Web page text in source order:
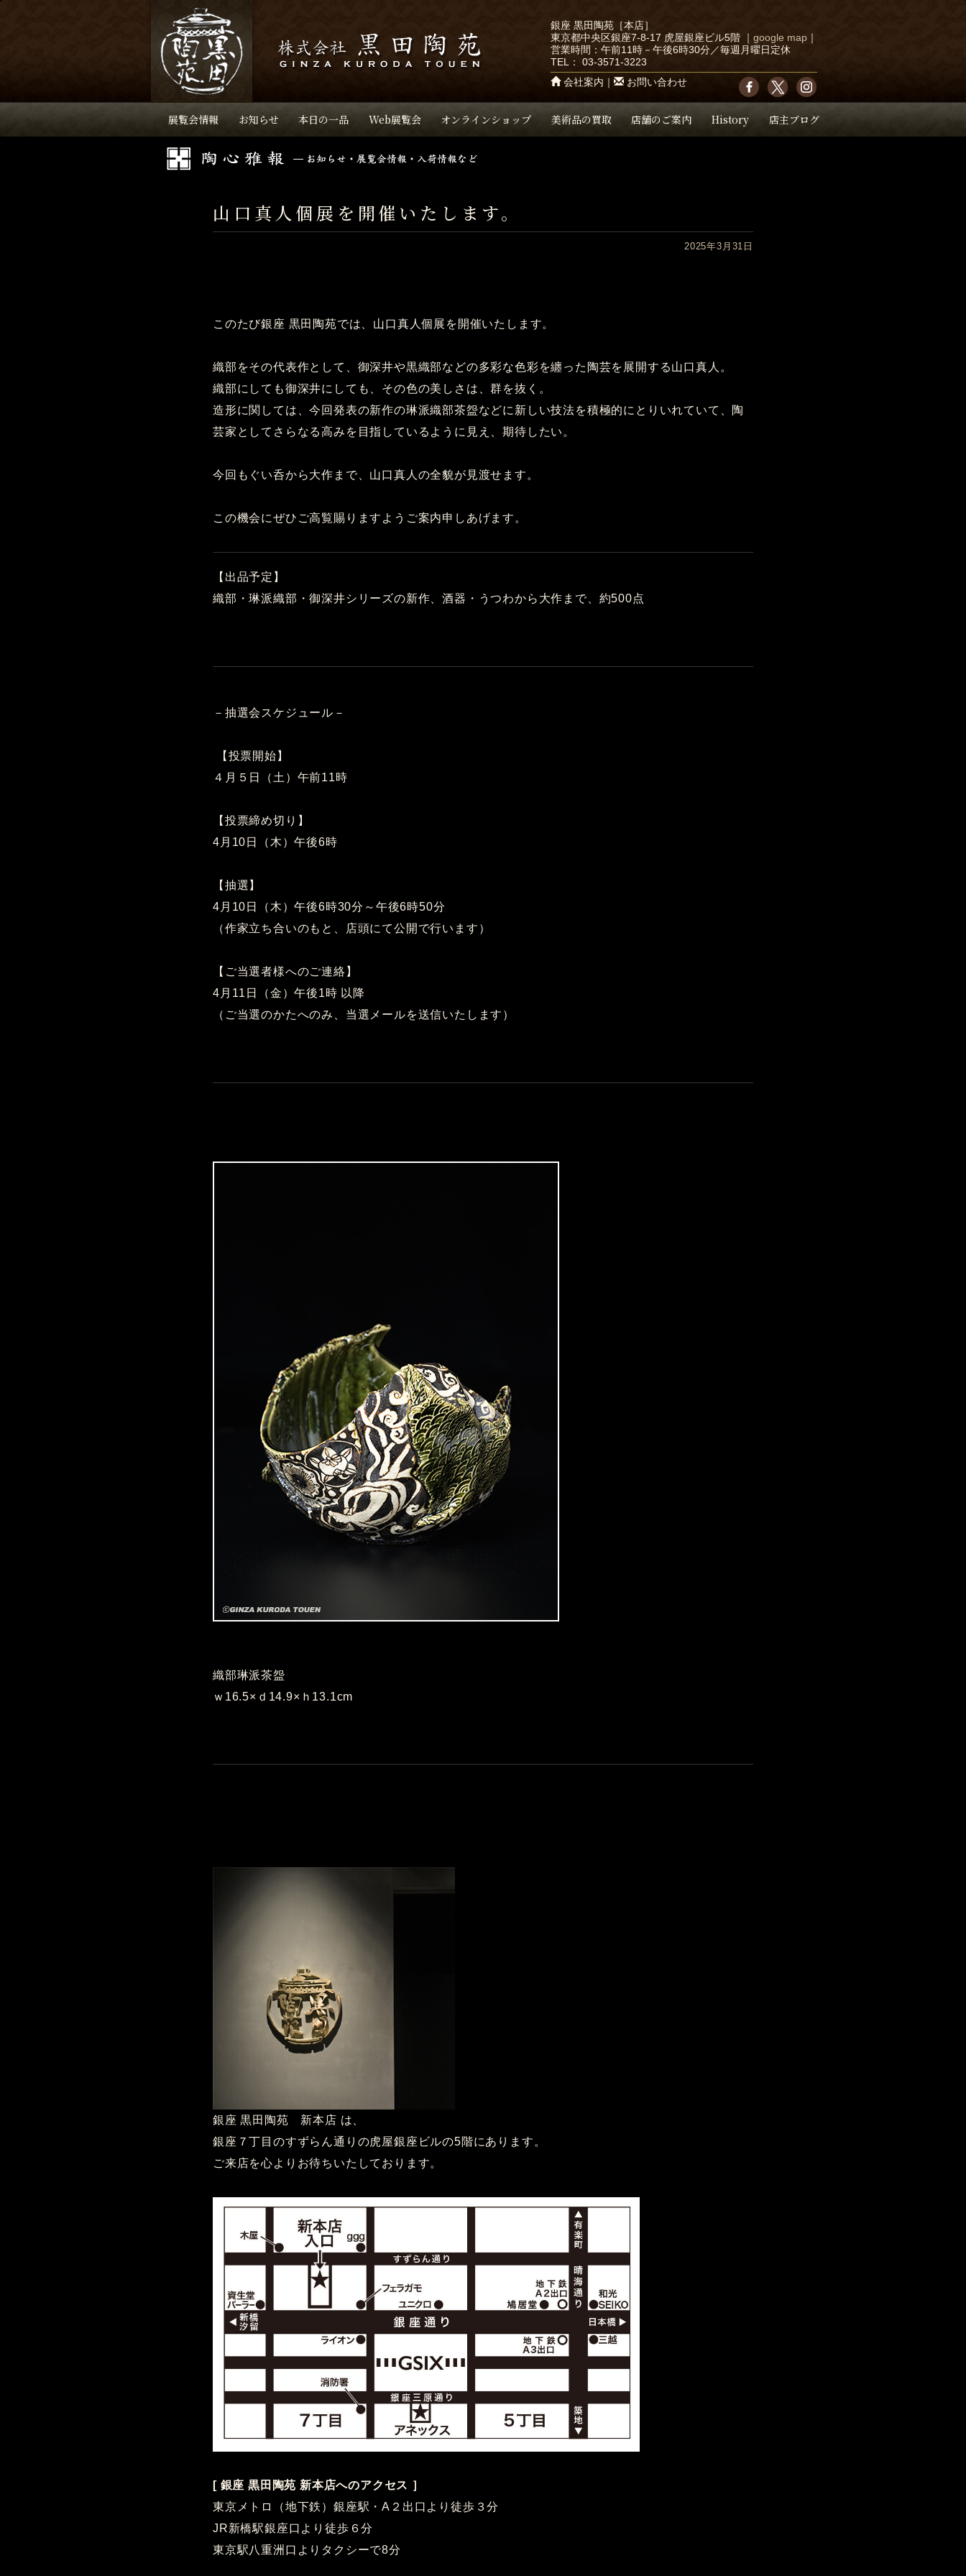
展覧会情報 お知らせ 本日の一品 Web展覧会 オンラインショップ 美術品の買取 店舗のご案内 History 店主ブログ
銀座 黒田陶苑［本店］
東京都中央区銀座7-8-17 虎屋銀座ビル5階
google map
営業時間：午前11時－午後6時30分／毎週月曜日定休
TEL： 03-3571-3223
会社案内
お問い合わせ
山口真人個展を開催いたします。
2025年3月31日
このたび銀座 黒田陶苑では、山口真人個展を開催いたします。
織部をその代表作として、御深井や黒織部などの多彩な色彩を纏った陶芸を展開する山口真人。
織部にしても御深井にしても、その色の美しさは、群を抜く。
造形に関しては、今回発表の新作の琳派織部茶盌などに新しい技法を積極的にとりいれていて、陶
芸家としてさらなる高みを目指しているように見え、期待したい。
今回もぐい呑から大作まで、山口真人の全貌が見渡せます。
この機会にぜひご高覧賜りますようご案内申しあげます。
【出品予定】
織部・琳派織部・御深井シリーズの新作、酒器・うつわから大作まで、約500点
－抽選会スケジュール－
【投票開始】
４月５日（土）午前11時
【投票締め切り】
4月10日（木）午後6時
【抽選】
4月10日（木）午後6時30分～午後6時50分
（作家立ち合いのもと、店頭にて公開で行います）
【ご当選者様へのご連絡】
4月11日（金）午後1時 以降
（ご当選のかたへのみ、当選メールを送信いたします）
織部琳派茶盌
ｗ16.5×ｄ14.9×ｈ13.1cm
銀座 黒田陶苑 新本店 は、
銀座７丁目のすずらん通りの虎屋銀座ビルの5階にあります。
ご来店を心よりお待ちいたしております。
[ 銀座 黒田陶苑 新本店へのアクセス ］
東京メトロ（地下鉄）銀座駅・A２出口より徒歩３分
JR新橋駅銀座口より徒歩６分
東京駅八重洲口よりタクシーで8分